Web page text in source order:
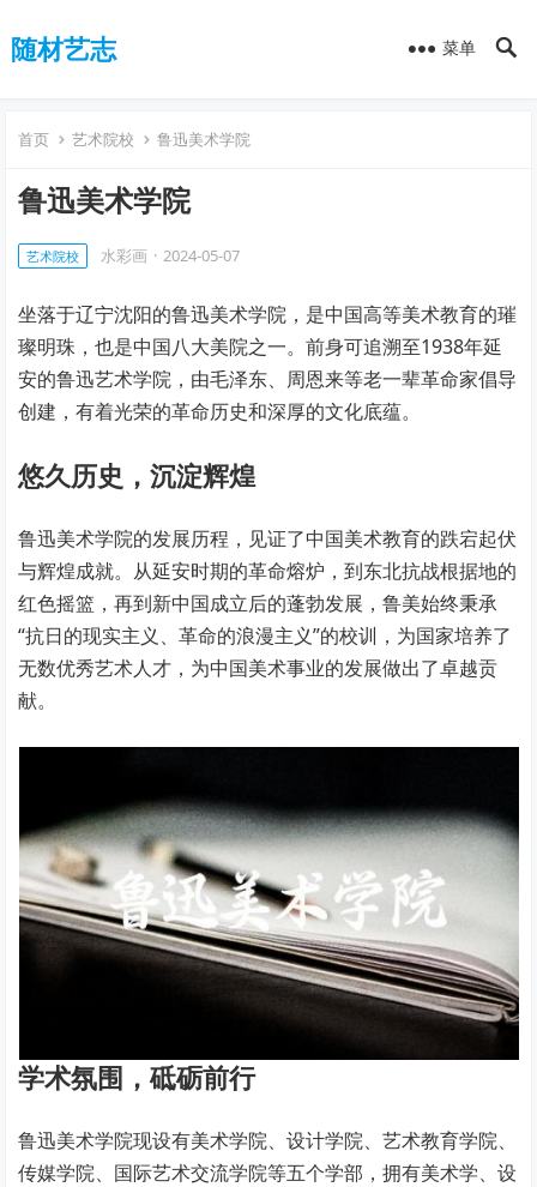
随材艺志 菜单
首页 艺术院校 鲁迅美术学院
鲁迅美术学院
艺术院校 水彩画 · 2024-05-07
坐落于辽宁沈阳的鲁迅美术学院，是中国高等美术教育的璀
璨明珠，也是中国八大美院之一。前身可追溯至1938年延
安的鲁迅艺术学院，由毛泽东、周恩来等老一辈革命家倡导
创建，有着光荣的革命历史和深厚的文化底蕴。
悠久历史，沉淀辉煌
鲁迅美术学院的发展历程，见证了中国美术教育的跌宕起伏
与辉煌成就。从延安时期的革命熔炉，到东北抗战根据地的
红色摇篮，再到新中国成立后的蓬勃发展，鲁美始终秉承
“抗日的现实主义、革命的浪漫主义”的校训，为国家培养了
无数优秀艺术人才，为中国美术事业的发展做出了卓越贡
献。
学术氛围，砥砺前行
鲁迅美术学院现设有美术学院、设计学院、艺术教育学院、
传媒学院、国际艺术交流学院等五个学部，拥有美术学、设